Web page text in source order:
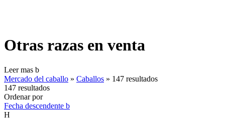
Otras razas en venta
Leer mas b
Mercado del caballo » Caballos » 147 resultados
147 resultados
Ordenar por
Fecha descendente b
H